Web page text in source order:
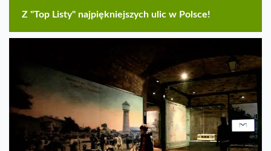
Z "Top Listy" najpiękniejszych ulic w Polsce!